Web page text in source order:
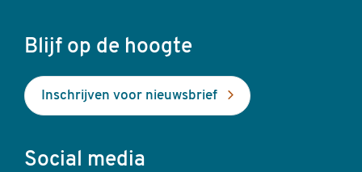
Blijf op de hoogte
Inschrijven voor nieuwsbrief
Social media